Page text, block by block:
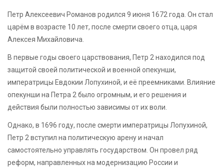
Петр Алексеевич Романов родился 9 июня 1672 года. Он стал
царём в возрасте 10 лет, после смерти своего отца, царя
Алексея Михайловича.
В первые годы своего царствования, Петр 2 находился под
защитой своей политической и военной опекунши,
императрицы Евдокии Лопухиной, и её преемниками. Влияние
опекунши на Петра 2 было огромным, и его решения и
действия были полностью зависимы от их воли.
Однако, в 1696 году, после смерти императрицы Лопухиной,
Петр 2 вступил на политическую арену и начал
самостоятельно управлять государством. Он провел ряд
реформ, направленных на модернизацию России и